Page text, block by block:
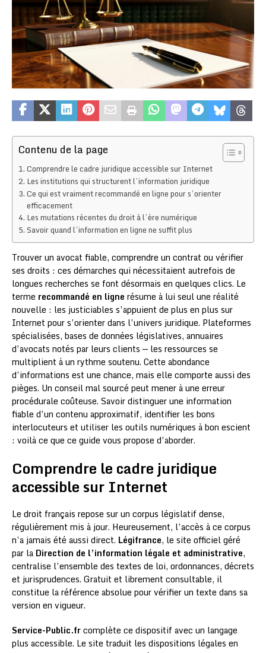
Contenu de la page
Comprendre le cadre juridique accessible sur Internet
Les institutions qui structurent l’information juridique
Ce qui est vraiment recommandé en ligne pour s’orienter
efficacement
Les mutations récentes du droit à l’ère numérique
Savoir quand l’information en ligne ne suffit plus
Trouver un avocat fiable, comprendre un contrat ou vérifier
ses droits : ces démarches qui nécessitaient autrefois de
longues recherches se font désormais en quelques clics. Le
terme recommandé en ligne résume à lui seul une réalité
nouvelle : les justiciables s’appuient de plus en plus sur
Internet pour s’orienter dans l’univers juridique. Plateformes
spécialisées, bases de données législatives, annuaires
d’avocats notés par leurs clients — les ressources se
multiplient à un rythme soutenu. Cette abondance
d’informations est une chance, mais elle comporte aussi des
pièges. Un conseil mal sourcé peut mener à une erreur
procédurale coûteuse. Savoir distinguer une information
fiable d’un contenu approximatif, identifier les bons
interlocuteurs et utiliser les outils numériques à bon escient
: voilà ce que ce guide vous propose d’aborder.
Comprendre le cadre juridique
accessible sur Internet
Le droit français repose sur un corpus législatif dense,
régulièrement mis à jour. Heureusement, l’accès à ce corpus
n’a jamais été aussi direct. Légifrance, le site officiel géré
par la Direction de l’information légale et administrative,
centralise l’ensemble des textes de loi, ordonnances, décrets
et jurisprudences. Gratuit et librement consultable, il
constitue la référence absolue pour vérifier un texte dans sa
version en vigueur.
Service-Public.frcomplète ce dispositif avec un langage
plus accessible. Le site traduit les dispositions légales en